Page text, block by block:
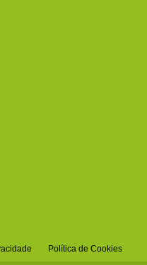
Política de Cookies